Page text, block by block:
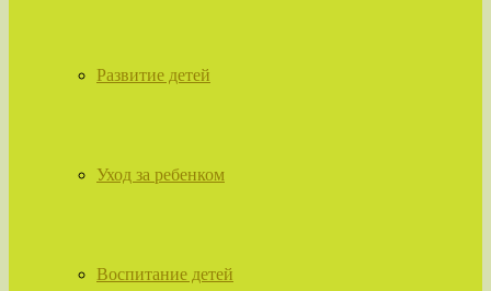
Развитие детей
Уход за ребенком
Воспитание детей